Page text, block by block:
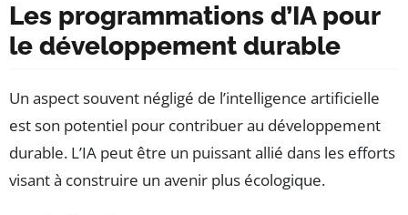
Les programmations d’IA pour
le développement durable
Un aspect souvent négligé de l’intelligence artificielle
est son potentiel pour contribuer au développement
durable. L’IA peut être un puissant allié dans les efforts
visant à construire un avenir plus écologique.